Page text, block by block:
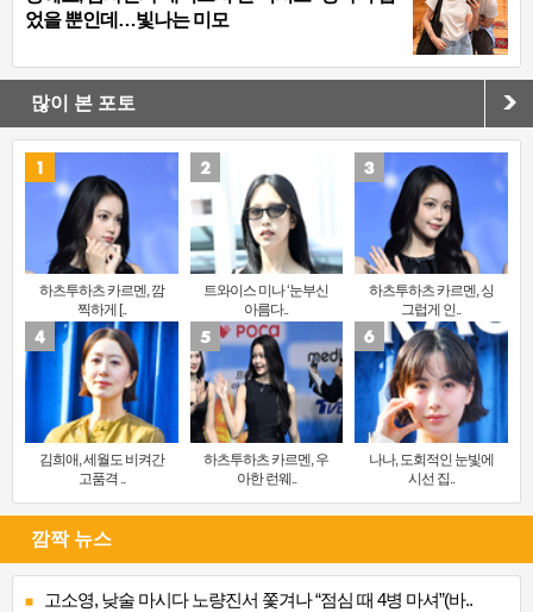
었을 뿐인데…빛나는 미모
많이 본 포토
하츠투하츠 카르멘, 깜
찍하게 [..
트와이스 미나 ‘눈부신
아름다..
하츠투하츠 카르멘, 싱
그럽게 인..
김희애, 세월도 비켜간
고품격 ..
하츠투하츠 카르멘, 우
아한 런웨..
나나, 도회적인 눈빛에
시선 집..
깜짝 뉴스
고소영, 낮술 마시다 노량진서 쫓겨나 “점심 때 4병 마셔”(바..